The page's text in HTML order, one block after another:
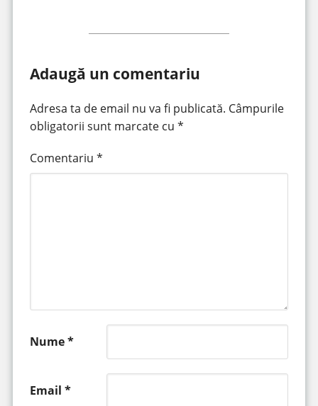
Adaugă un comentariu
Adresa ta de email nu va fi publicată. Câmpurile
obligatorii sunt marcate cu *
Comentariu *
Nume*
Email *